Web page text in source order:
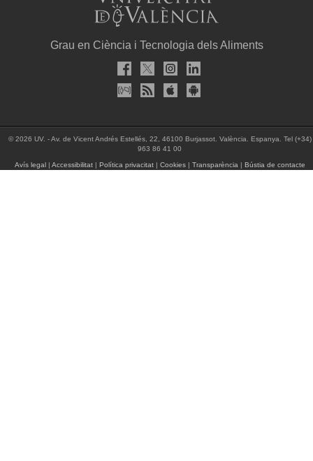
Grau en Ciència i Tecnologia dels Aliments
© 2026 UV. - Av. de Vicent Andrés Estellés, 22, 46100 Burjassot. València. Espanya. Tel (+34)
963 86 41 00
Avís legal| Accessibilitat| Política privacitat| Cookies| Transparència| Bústia de contacte